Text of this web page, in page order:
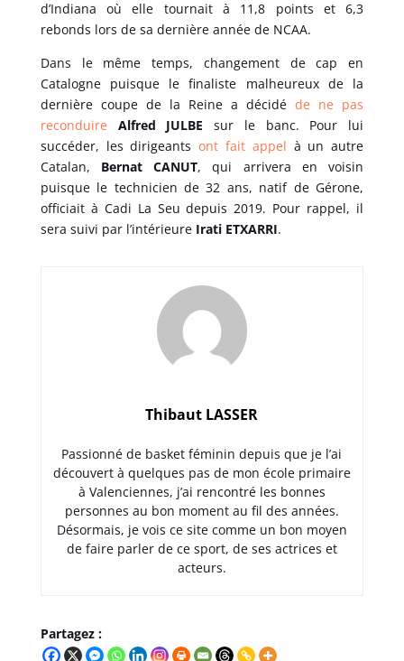
d’Indiana où elle tournait à 11,8 points et 6,3
rebonds lors de sa dernière année de NCAA.
Dans le même temps, changement de cap en
Catalogne puisque le finaliste malheureux de la
dernière coupe de la Reine a décidéde ne pas
reconduire
Alfred JULBE sur le banc. Pour lui
succéder, les dirigeantsont fait appel à un autre
Catalan, Bernat CANUT, qui arrivera en voisin
puisque le technicien de 32 ans, natif de Gérone,
officiait à Cadi La Seu depuis 2019. Pour rappel, il
sera suivi par l’intérieure Irati ETXARRI.
Thibaut LASSER
Passionné de basket féminin depuis que je l’ai
découvert à quelques pas de mon école primaire
à Valenciennes, j’ai rencontré les bonnes
personnes au bon moment au fil des années.
Désormais, je vois ce site comme un bon moyen
de faire parler de ce sport, de ses actrices et
acteurs.
Partagez :